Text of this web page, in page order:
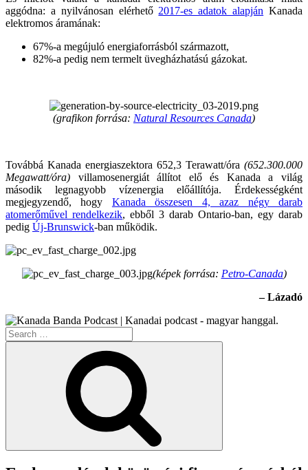
aggódna: a nyilvánosan elérhető 2017-es adatok alapján Kanada
elektromos áramának:
67%-a megújuló energiaforrásból származott,
82%-a pedig nem termelt üvegházhatású gázokat.
(grafikon forrása: Natural Resources Canada)
Továbbá Kanada energiaszektora 652,3 Terawatt/óra (652.300.000
Megawatt/óra) villamosenergiát állítot elő és Kanada a világ
második legnagyobb vízenergia előállítója. Érdekességként
megjegyzendő, hogy Kanada összesen 4, azaz négy darab
atomerőművel rendelkezik, ebből 3 darab Ontario-ban, egy darab
pedig Új-Brunswick-ban működik.
(képek forrása: Petro-Canada)
– Lázadó
Search
for: